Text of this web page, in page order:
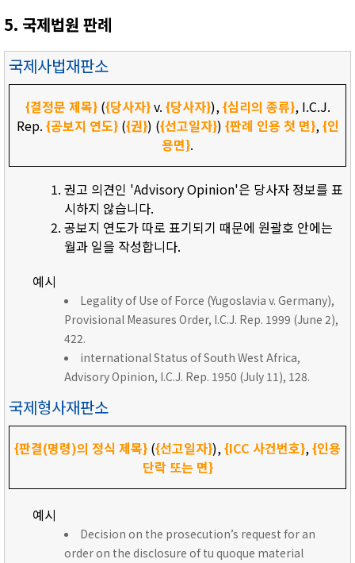
5. 국제법원 판례
국제사법재판소
{결정문 제목}({당사자}v. {당사자}),{심리의 종류}, I.C.J.
Rep. {공보지 연도}({권}) ({선고일자}) {판례 인용 첫 면},{인
용면}.
권고 의견인 'Advisory Opinion'은 당사자 정보를 표
시하지 않습니다.
공보지 연도가 따로 표기되기 때문에 원괄호 안에는
월과 일을 작성합니다.
예시
Legality of Use of Force (Yugoslavia v. Germany),
Provisional Measures Order, I.C.J. Rep. 1999 (June 2),
422.
international Status of South West Africa,
Advisory Opinion, I.C.J. Rep. 1950 (July 11), 128.
국제형사재판소
{판결(명령)의 정식 제목} ({선고일자}),{ICC 사건번호},{인용
단락 또는 면}
예시
Decision on the prosecution’s request for an
order on the disclosure of tu quoque material